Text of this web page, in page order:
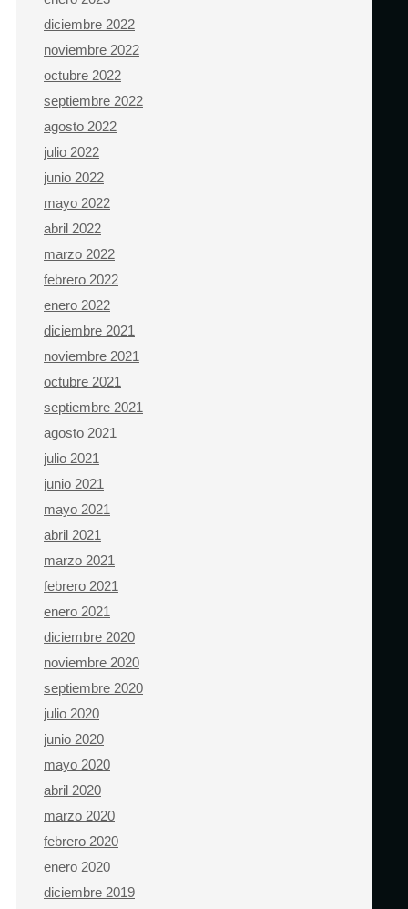
diciembre 2022
noviembre 2022
octubre 2022
septiembre 2022
agosto 2022
julio 2022
junio 2022
mayo 2022
abril 2022
marzo 2022
febrero 2022
enero 2022
diciembre 2021
noviembre 2021
octubre 2021
septiembre 2021
agosto 2021
julio 2021
junio 2021
mayo 2021
abril 2021
marzo 2021
febrero 2021
enero 2021
diciembre 2020
noviembre 2020
septiembre 2020
julio 2020
junio 2020
mayo 2020
abril 2020
marzo 2020
febrero 2020
enero 2020
diciembre 2019